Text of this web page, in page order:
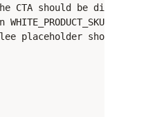
CTA should be displayed for
is
placeholder should be